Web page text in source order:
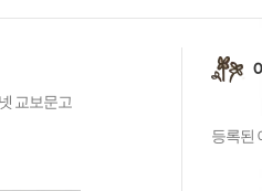
교보문고
등록된